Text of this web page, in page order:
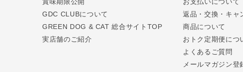
賞味期限公開
GDC CLUBについて
GREEN DOG & CAT 総合サイトTOP
実店舗のご紹介
お支払いについて
返品・交換・キャ
商品について
おトク定期便につ
よくあるご質問
メールマガジン登